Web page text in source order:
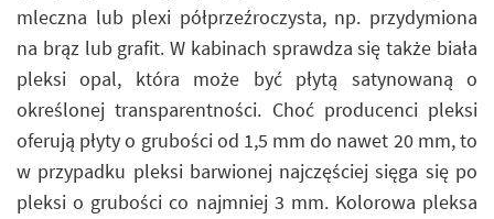
mleczna lub plexi półprzeźroczysta, np. przydymiona
na brąz lub grafit. W kabinach sprawdza się także biała
pleksi opal, która może być płytą satynowaną o
określonej transparentności. Choć producenci pleksi
oferują płyty o grubości od 1,5 mm do nawet 20 mm, to
w przypadku pleksi barwionej najczęściej sięga się po
pleksi o grubości co najmniej 3 mm. Kolorowa pleksa